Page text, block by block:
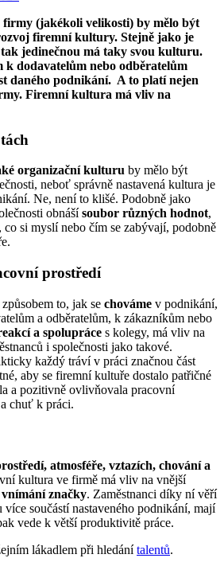
firmy (jakékoli velikosti) by mělo být
firemní kultury. Stejně jako je
jedinečnou má taky svou kulturu.
k dodavatelům nebo odběratelům
daného podnikání. A to platí nejen
Firemní kultura má vliv na
organizační kulturu by mělo být
neboť správně nastavená kultura je
Ne, není to klišé. Podobně jako
obnášísoubor různých hodnot,
si myslí nebo čím se zabývají, podobně
prostředí
to, jak se chováme v podnikání,
a odběratelům, k zákazníkům nebo
a spolupráce s kolegy, má vliv na
i společnosti jako takové.
každý tráví v práci značnou část
aby se firemní kultuře dostalo patřičné
a pozitivně ovlivňovala pracovní
chuť k práci.
atmosféře, vztazích, chování a
kultura ve firmě má vliv na vnější
vnímání značky. Zaměstnanci díky ní věří
součástí nastaveného podnikání, mají
vede k větší produktivitě práce.
lákadlem při hledánítalentů.